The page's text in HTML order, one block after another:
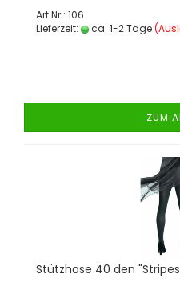
Art.Nr.: 106
Lieferzeit:
ca. 1-2 Tage
ZUM
Stütz­ho­se 40 den